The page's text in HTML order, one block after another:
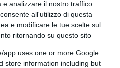
analizzare il nostro traffico.
all'utilizzo di questa
e modificare le tue scelte sul
ritornando su questo sito
app uses one or more Google
store information including but
politico evidente:
risorse, ma di
l’efficienza non arriva.